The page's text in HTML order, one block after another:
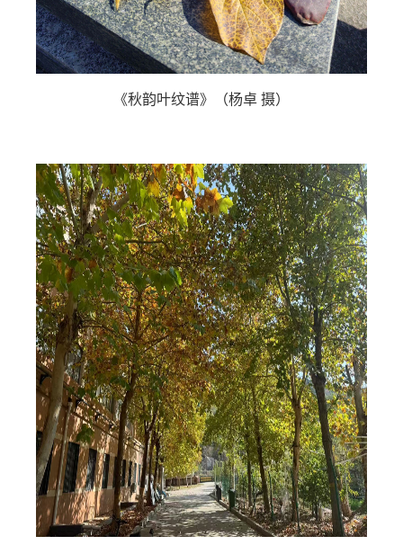
《秋韵叶纹谱》（杨卓 摄）